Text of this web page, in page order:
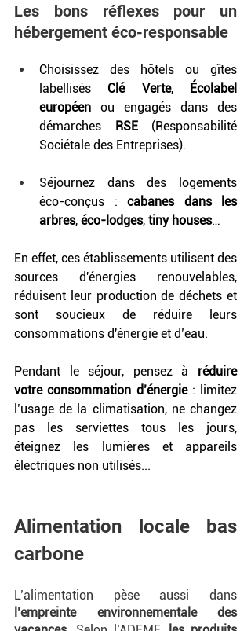
Les bons réflexes pour un
hébergement éco-responsable
Choisissez des hôtels ou gîtes
labellisés Clé Verte, Écolabel
européen ou engagés dans des
démarches RSE (Responsabilité
Sociétale des Entreprises).
Séjournez dans des logements
éco-conçus : cabanes dans les
arbres, éco-lodges, tiny houses…
En effet, ces établissements utilisent des
sources d'énergies renouvelables,
réduisent leur production de déchets et
sont soucieux de réduire leurs
consommations d'énergie et d’eau.
Pendant le séjour, pensez à réduire
votre consommation d’énergie : limitez
l’usage de la climatisation, ne changez
pas les serviettes tous les jours,
éteignez les lumières et appareils
électriques non utilisés...
Alimentation locale bas
carbone
l’empreinte environnementale des